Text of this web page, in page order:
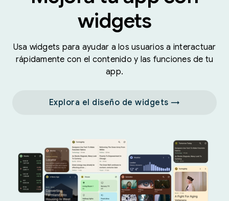
widgets
Usa widgets para ayudar a los usuarios a interactuar
rápidamente con el contenido y las funciones de tu
app.
Explora el diseño de widgets →